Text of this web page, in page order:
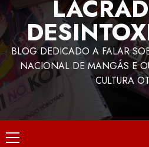
BLOG DEDICADO A FALAR
NACIONAL DE MANGÁS E
CULTURA